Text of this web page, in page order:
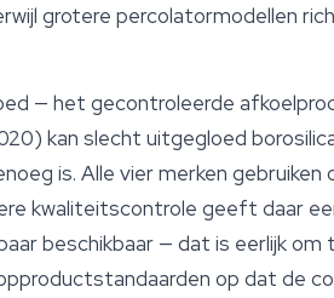
grotere percolatormodellen
— het gecontroleerde
kan slecht uitgegloed
is. Alle vier merken gebruiken
kwaliteitscontrole geeft daar
beschikbaar — dat is eerlijk om
op dat de